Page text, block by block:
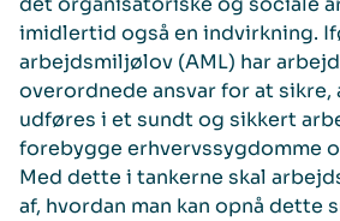
imidlertid også en indvirkning.
arbejdsmiljølov (AML) har
overordnede ansvar for at sikre,
udføres i et sundt og sikkert
forebygge erhvervssygdomme
Med dette i tankerne skal
af, hvordan man kan opnå dette